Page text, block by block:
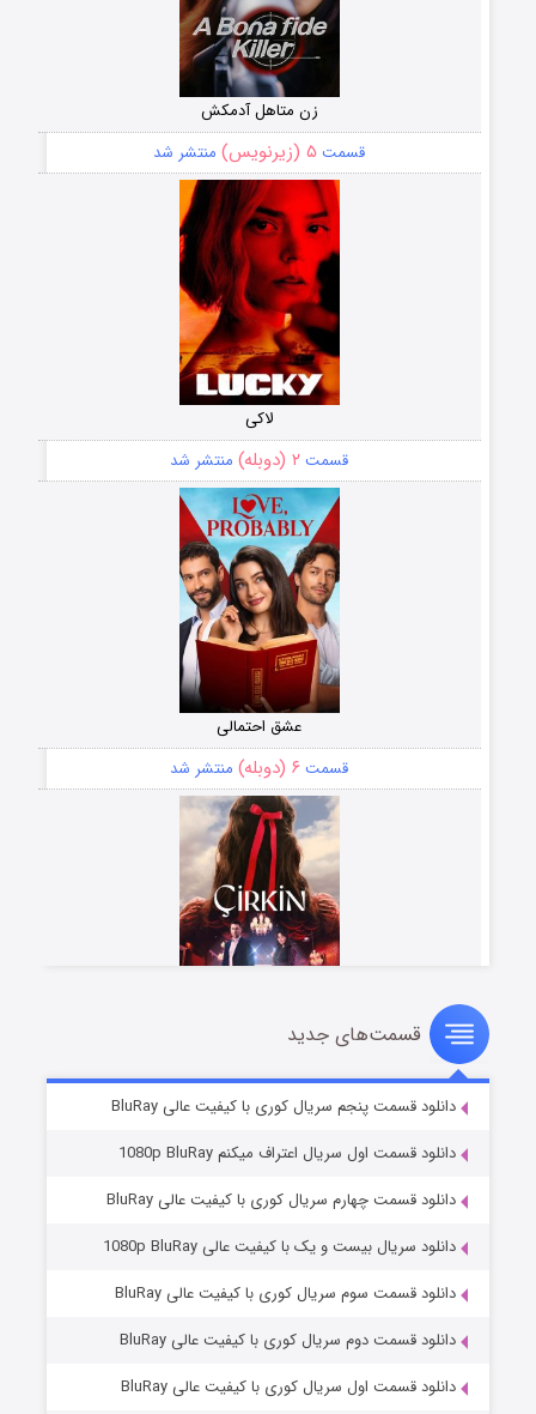
زن متاهل آدمکش
قسمت ۵ (زیرنویس) منتشر شد
لاکی
قسمت ۲ (دوبله) منتشر شد
عشق احتمالی
قسمت ۶ (دوبله) منتشر شد
سریال زشت
قسمت۵ (زیرنویس) منتشر شد
وستی ها
قسمت۱ (زیرنویس) منتشر شد
قسمت‌های جدید
دانلود قسمت پنجم سریال کوری با کیفیت عالی BluRay
دانلود قسمت اول سریال اعتراف میکنم 1080p BluRay
دانلود قسمت چهارم سریال کوری با کیفیت عالی BluRay
دانلود سریال بیست و یک با کیفیت عالی 1080p BluRay
دانلود قسمت سوم سریال کوری با کیفیت عالی BluRay
دانلود قسمت دوم سریال کوری با کیفیت عالی BluRay
دانلود قسمت اول سریال کوری با کیفیت عالی BluRay